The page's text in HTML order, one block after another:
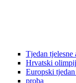
Tjedan tjelesne
Hrvatski
Europski
proba